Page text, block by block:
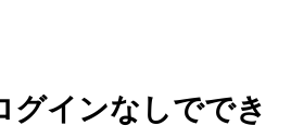
グインなしででき